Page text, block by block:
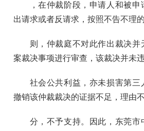
，在仲裁阶段，申请人和被
出请求或者反请求，按照不告不理
则，仲裁庭不对此作出裁决
案裁决事项进行审查，该裁决并未
社会公共利益，亦未损害第三
撤销该仲裁裁决的证据不足，理由
分，不予支持。因此，东莞市